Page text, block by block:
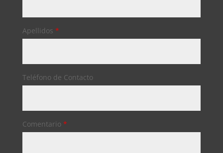
Apellidos *
Teléfono de Contacto
Comentario *